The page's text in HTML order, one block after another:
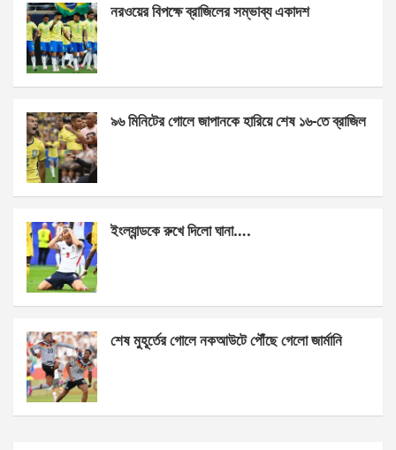
b
o
o
k
n
g
er
s
p
e
নরওয়ের বিপক্ষে ব্রাজিলের সম্ভাব্য একাদশ
৯৬ মিনিটের গোলে জাপানকে হারিয়ে শেষ ১৬-তে ব্রাজিল
ইংল্যান্ডকে রুখে দিলো ঘানা….
শেষ মুহূর্তের গোলে নকআউটে পৌঁছে গেলো জার্মানি